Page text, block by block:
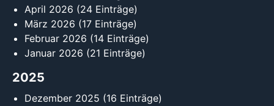
April 2026 (24 Einträge)
März 2026 (17 Einträge)
Februar 2026 (14 Einträge)
Januar 2026 (21 Einträge)
2025
Dezember 2025 (16 Einträge)